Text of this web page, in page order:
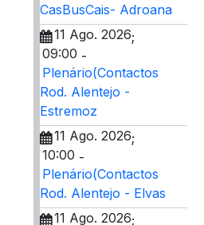
CasBusCais- Adroana
11 Ago. 2026;
09:00 -
Plenário(Contactos
Rod. Alentejo -
Estremoz
11 Ago. 2026;
10:00 -
Plenário(Contactos
Rod. Alentejo - Elvas
11 Ago. 2026;